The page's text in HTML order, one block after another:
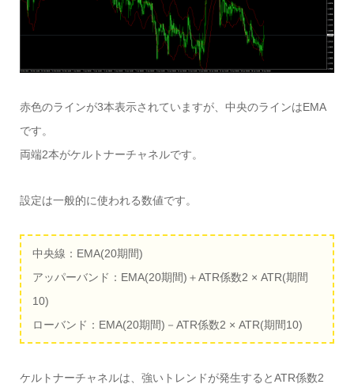
赤色のラインが3本表示されていますが、中央のラインはEMA
です。
両端2本がケルトナーチャネルです。
設定は一般的に使われる数値です。
中央線：EMA(20期間)
アッパーバンド：EMA(20期間)＋ATR係数2 × ATR(期間
10)
ローバンド：EMA(20期間)－ATR係数2 × ATR(期間10)
ケルトナーチャネルは、強いトレンドが発生するとATR係数2